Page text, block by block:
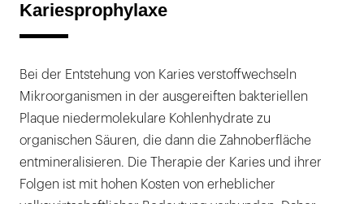
Kariesprophylaxe
Bei der Entstehung von Karies verstoffwechseln
Mikroorganismen in der ausgereiften bakteriellen
Plaque niedermolekulare Kohlenhydrate zu
organischen Säuren, die dann die Zahnoberfläche
entmineralisieren. Die Therapie der Karies und ihrer
Folgen ist mit hohen Kosten von erheblicher